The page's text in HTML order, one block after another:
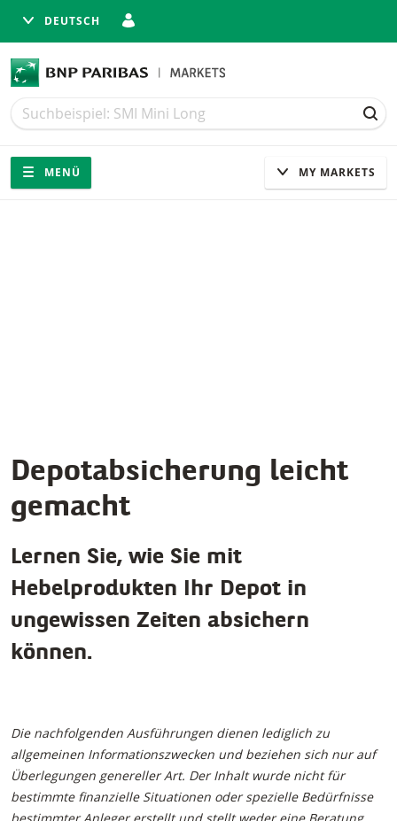
DEUTSCH
Suche
Suche
Navigation
Seitennavigation
MENÜ MY MARKETS
Depotabsicherung leicht
gemacht
Lernen Sie, wie Sie mit
Hebelprodukten Ihr Depot in
ungewissen Zeiten absichern
können.
Die nachfolgenden Ausführungen dienen lediglich zu
allgemeinen Informationszwecken und beziehen sich nur auf
Überlegungen genereller Art. Der Inhalt wurde nicht für
bestimmte finanzielle Situationen oder spezielle Bedürfnisse